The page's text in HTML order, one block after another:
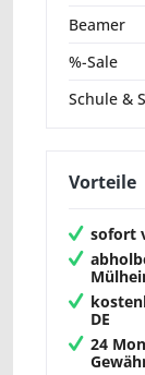
Beamer
%-Sale
Schule &
Vorteile
sofort
DE
24